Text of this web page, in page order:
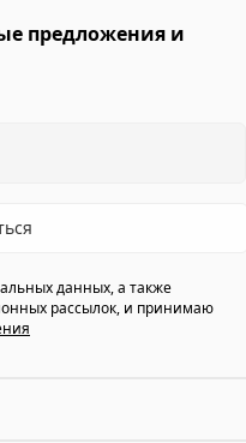
предложения и
данных, а также
рассылок, и принимаю